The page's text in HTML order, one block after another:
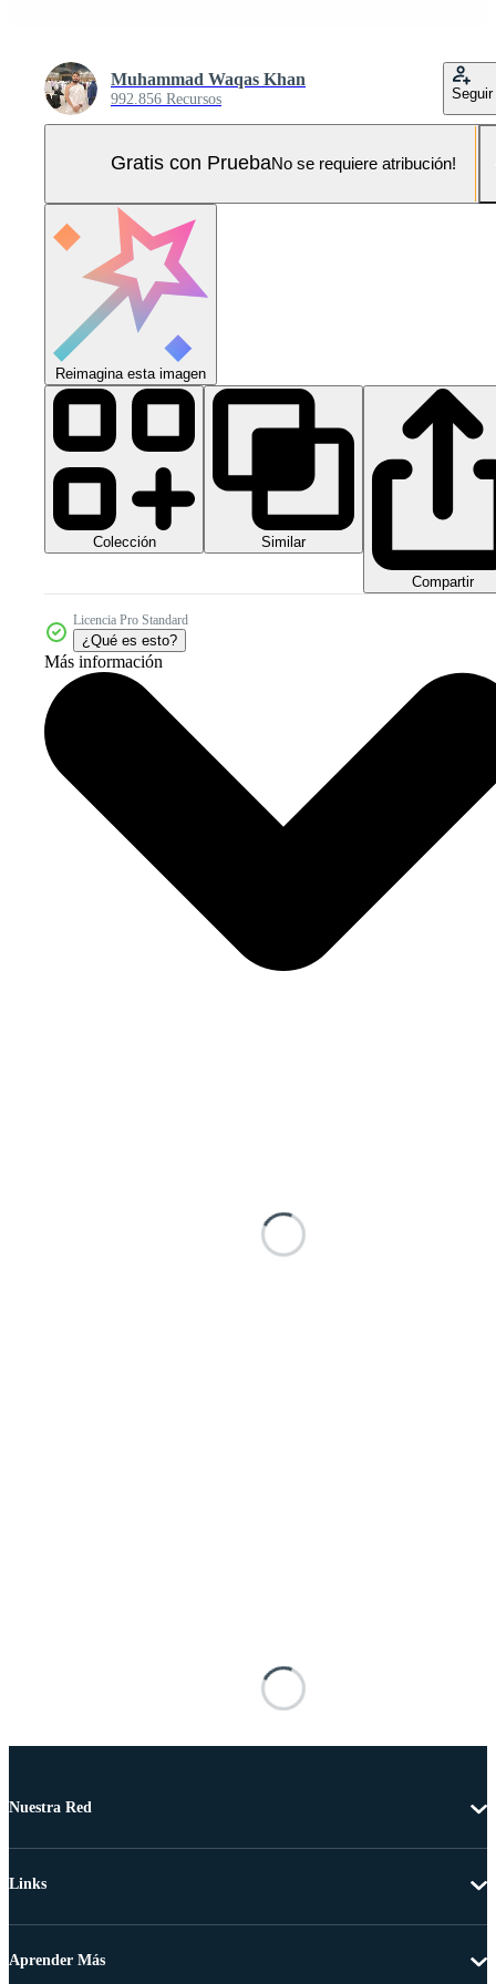
Muhammad Waqas Khan
992.856 Recursos Seguir
Gratis con PruebaNo se requiere atribución!
Reimagina esta imagen
Colección Similar
Compartir
Licencia Pro Standard
¿Qué es esto?
Más información
Nuestra Red
Links
Aprender Más